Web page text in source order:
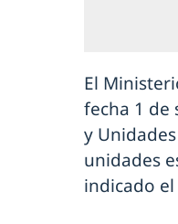
El
fecha 1 de
y
unidades
indicado